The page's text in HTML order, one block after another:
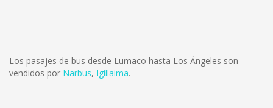
Los pasajes de bus desde Lumaco hasta Los Ángeles son
vendidos por Narbus, Igillaima.